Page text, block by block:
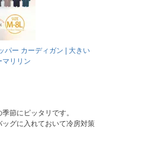
パー カーディガン | 大きい
マリリン
節にピッタリです。
グに入れておいて冷房対策